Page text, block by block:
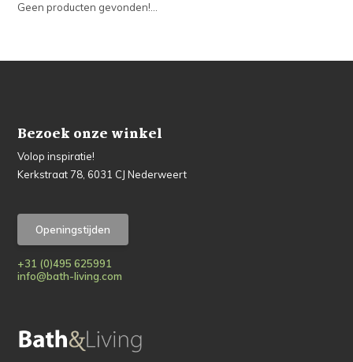
Geen producten gevonden!...
Bezoek onze winkel
Volop inspiratie!
Kerkstraat 78, 6031 CJ Nederweert
Openingstijden
+31 (0)495 625991
info@bath-living.com